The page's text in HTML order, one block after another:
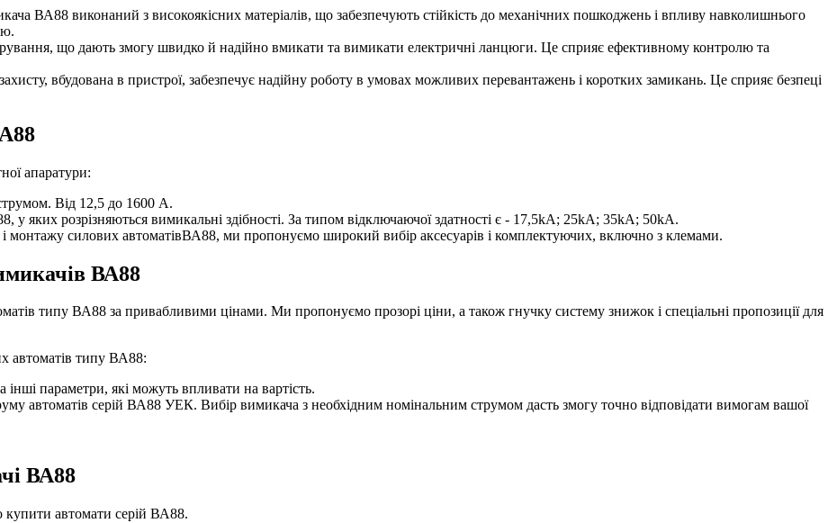
ВА88 виконаний з високоякісних матеріалів, що забезпечують стійкість до механічних пошкоджень і впливу навколишнього
що дають змогу швидко й надійно вмикати та вимикати електричні ланцюги. Це сприяє ефективному контролю та
вбудована в пристрої, забезпечує надійну роботу в умовах можливих перевантажень і коротких замикань. Це сприяє безпеці
апаратури:
Від 12,5 до 1600 А.
у яких розрізняються вимикальні здібності. За типом відключаючої здатності є - 17,5kA; 25kA; 35kA; 50kA.
монтажу силових автоматівВА88, ми пропонуємо широкий вибір аксесуарів і комплектуючих, включно з клемами.
ВА88
типу ВА88 за привабливими цінами. Ми пропонуємо прозорі ціни, а також гнучку систему знижок і спеціальні пропозиції для
автоматів типу ВА88:
інші параметри, які можуть впливати на вартість.
автоматів серій ВА88 УЕК. Вибір вимикача з необхідним номінальним струмом дасть змогу точно відповідати вимогам вашої
ВА88
купити автомати серій ВА88.